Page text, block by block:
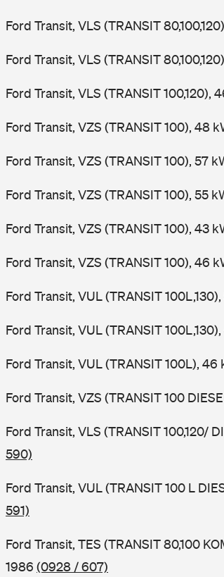
Ford Transit, VLS (TRANSIT
Ford Transit, VLS (TRANSIT
Ford Transit, VLS (TRANSIT 100,120),
Ford Transit, VZS (TRANSIT 100), 48
Ford Transit, VZS (TRANSIT 100), 57
Ford Transit, VZS (TRANSIT 100), 55
Ford Transit, VZS (TRANSIT 100), 43
Ford Transit, VZS (TRANSIT 100), 46
Ford Transit, VUL (TRANSIT
Ford Transit, VUL (TRANSIT
Ford Transit, VUL (TRANSIT 100L),
Ford Transit, VZS (TRANSIT 100
Ford Transit, VLS (TRANSIT 100,120/
590)
Ford Transit, VUL (TRANSIT 100 L
591)
Ford Transit, TES (TRANSIT 80,100
1986 (0928 / 607)